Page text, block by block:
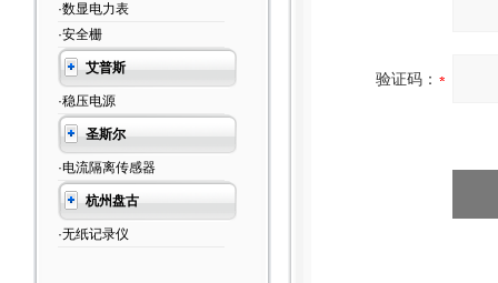
·数显电力表
·安全栅
艾普斯
·稳压电源
圣斯尔
·电流隔离传感器
杭州盘古
·无纸记录仪
验证码：